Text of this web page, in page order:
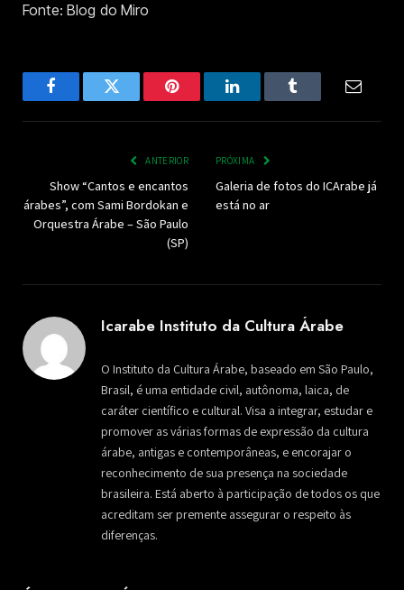
Fonte: Blog do Miro
FacebookTwitter Pinterest LinkedInTumblr
ANTERIOR
Show “Cantos e encantos
árabes”, com Sami Bordokan e
Orquestra Árabe – São Paulo
(SP)
PRÓXIMA
Galeria de fotos do ICArabe já
está no ar
Icarabe Instituto da Cultura Árabe
O Instituto da Cultura Árabe, baseado em São Paulo,
Brasil, é uma entidade civil, autônoma, laica, de
caráter científico e cultural. Visa a integrar, estudar e
promover as várias formas de expressão da cultura
árabe, antigas e contemporâneas, e encorajar o
reconhecimento de sua presença na sociedade
brasileira. Está aberto à participação de todos os que
acreditam ser premente assegurar o respeito às
diferenças.